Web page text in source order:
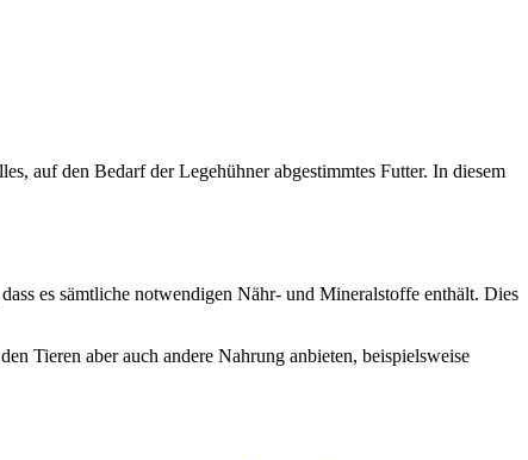
auf den Bedarf der Legehühner abgestimmtes Futter. In diesem
es sämtliche notwendigen Nähr- und Mineralstoffe enthält. Dies
Tieren aber auch andere Nahrung anbieten, beispielsweise